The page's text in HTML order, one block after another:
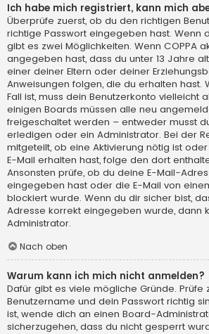
Ich habe mich registriert, kann mich
Überprüfe zuerst, ob du den richtigen
richtige Passwort eingegeben hast. Wenn
gibt es zwei Möglichkeiten. Wenn COPPA
angegeben hast, dass du unter 13 Jahre
einer deiner Eltern oder deiner
Anweisungen folgen, die du erhalten hast.
Fall ist, muss dein Benutzerkonto vielleicht
einigen Boards müssen alle neu
freigeschaltet werden – entweder musst
erledigen oder ein Administrator. Bei der
mitgeteilt, ob eine Aktivierung nötig ist
E-Mail erhalten hast, folge den dort
Ansonsten prüfe, ob du deine E-Mail-
eingegeben hast oder die E-Mail von
blockiert wurde. Wenn du dir sicher bist,
Adresse korrekt eingegeben wurde, dann
Administrator.
Nach oben
Warum kann ich mich nicht anmelden?
Dafür gibt es viele mögliche Gründe. Prüfe
Benutzername und dein Passwort richtig
ist, wende dich an einen Board-
sicherzugehen, dass du nicht gesperrt